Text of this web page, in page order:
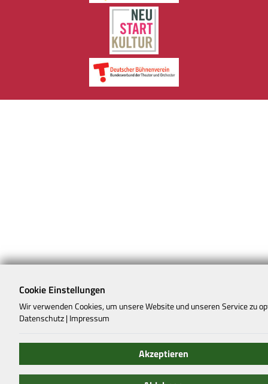
Cookie Einstellungen
Wir verwenden Cookies, um unsere Website und unseren Service zu
Datenschutz | Impressum
Akzeptieren